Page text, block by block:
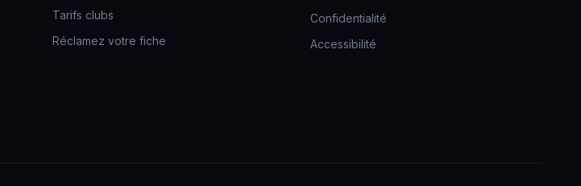
Tarifs clubs
Réclamez votre fiche
Confidentialité
Accessibilité